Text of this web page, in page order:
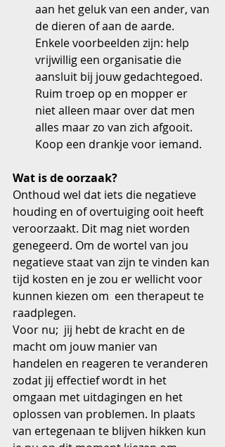
aan het geluk van een ander, van
de dieren of aan de aarde.
Enkele voorbeelden zijn: help
vrijwillig een organisatie die
aansluit bij jouw gedachtegoed.
Ruim troep op en mopper er
niet alleen maar over dat men
alles maar zo van zich afgooit.
Koop een drankje voor iemand.
Wat is de oorzaak?
Onthoud wel dat iets die negatieve
houding en of overtuiging ooit heeft
veroorzaakt. Dit mag niet worden
genegeerd. Om de wortel van jou
negatieve staat van zijn te vinden kan
tijd kosten en je zou er wellicht voor
kunnen kiezen om  een therapeut te
raadplegen.
Voor nu;  jij hebt de kracht en de
macht om jouw manier van
handelen en reageren te veranderen
zodat jij effectief wordt in het
omgaan met uitdagingen en het
oplossen van problemen. In plaats
van ertegenaan te blijven hikken kun